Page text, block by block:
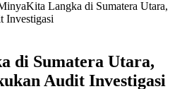
Langka di Sumatera Utara,
Investigasi
di Sumatera Utara,
Audit Investigasi